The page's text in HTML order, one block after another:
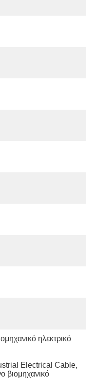
ηλεκτρικό
Electrical Cable
βιομηχανικό